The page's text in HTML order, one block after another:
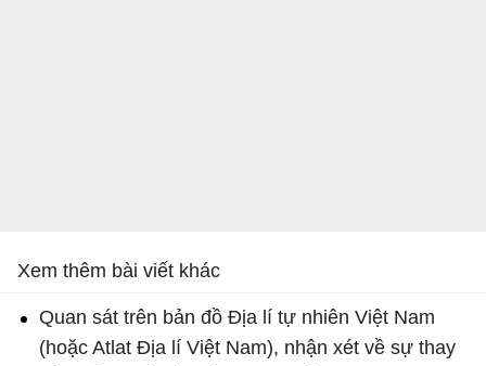
Xem thêm bài viết khác
Quan sát trên bản đồ Địa lí tự nhiên Việt Nam
(hoặc Atlat Địa lí Việt Nam), nhận xét về sự thay